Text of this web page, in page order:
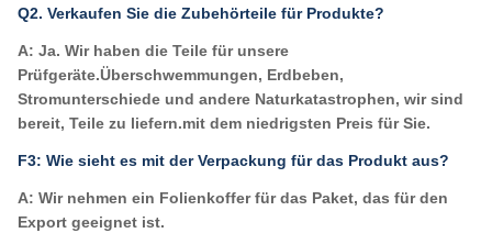
Q2. Verkaufen Sie die Zubehörteile für Produkte?
A: Ja. Wir haben die Teile für unsere
Prüfgeräte.Überschwemmungen, Erdbeben,
Stromunterschiede und andere Naturkatastrophen, wir sind
bereit, Teile zu liefern.mit dem niedrigsten Preis für Sie.
F3: Wie sieht es mit der Verpackung für das Produkt aus?
A: Wir nehmen ein Folienkoffer für das Paket, das für den
Export geeignet ist.